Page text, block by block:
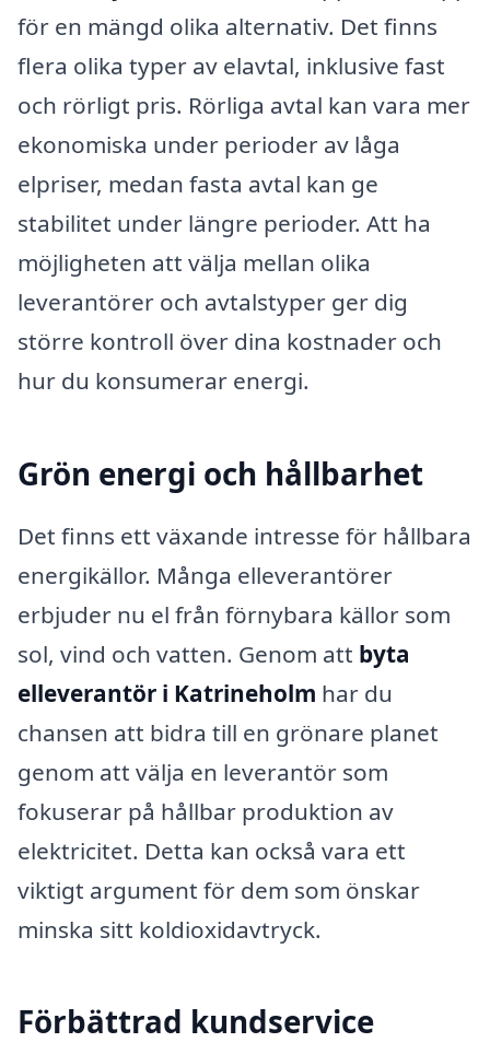
för en mängd olika alternativ. Det finns
flera olika typer av elavtal, inklusive fast
och rörligt pris. Rörliga avtal kan vara mer
ekonomiska under perioder av låga
elpriser, medan fasta avtal kan ge
stabilitet under längre perioder. Att ha
möjligheten att välja mellan olika
leverantörer och avtalstyper ger dig
större kontroll över dina kostnader och
hur du konsumerar energi.
Grön energi och hållbarhet
Det finns ett växande intresse för hållbara
energikällor. Många elleverantörer
erbjuder nu el från förnybara källor som
sol, vind och vatten. Genom att byta
elleverantör i Katrineholm har du
chansen att bidra till en grönare planet
genom att välja en leverantör som
fokuserar på hållbar produktion av
elektricitet. Detta kan också vara ett
viktigt argument för dem som önskar
minska sitt koldioxidavtryck.
Förbättrad kundservice